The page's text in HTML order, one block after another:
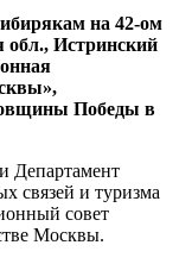
на 42-ом
обл., Истринский
Победы в
Департамент
связей и туризма
совет
Москвы.